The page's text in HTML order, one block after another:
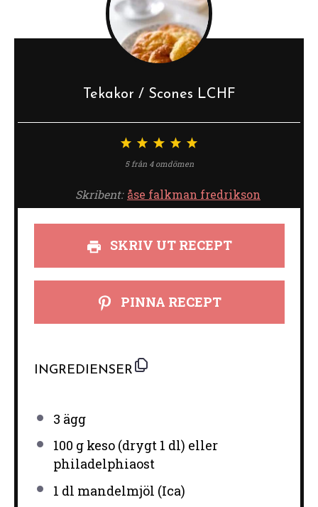
Tekakor / Scones LCHF
5
4
stjärnor
3
stjärnor
2
stjärnor
1
stjärna
5från 4omdömen
Skribent: åse falkman fredrikson
SKRIV UT RECEPT
PINNA RECEPT
INGREDIENSER
3 ägg
100 gkeso (drygt 1 dl) eller
philadelphiaost
1 dl mandelmjöl (Ica)